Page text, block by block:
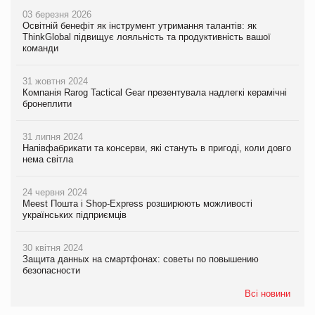
03 березня 2026
Освітній бенефіт як інструмент утримання талантів: як
ThinkGlobal підвищує лояльність та продуктивність вашої
команди
31 жовтня 2024
Компанія Rarog Tactical Gear презентувала надлегкі керамічні
бронеплити
31 липня 2024
Напівфабрикати та консерви, які стануть в пригоді, коли довго
нема світла
24 червня 2024
Meest Пошта і Shop-Express розширюють можливості
українських підприємців
30 квітня 2024
Защита данных на смартфонах: советы по повышению
безопасности
Всі новини